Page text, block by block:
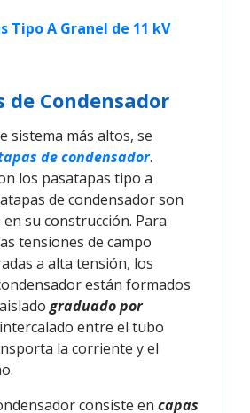
Tipo A Granel de 11 kV
de Condensador
sistema más altos, se
de condensador.
los pasatapas tipo a
de condensador son
su construcción. Para
tensiones de campo
a alta tensión, los
están formados
graduado por
entre el tubo
la corriente y el
consiste en capas